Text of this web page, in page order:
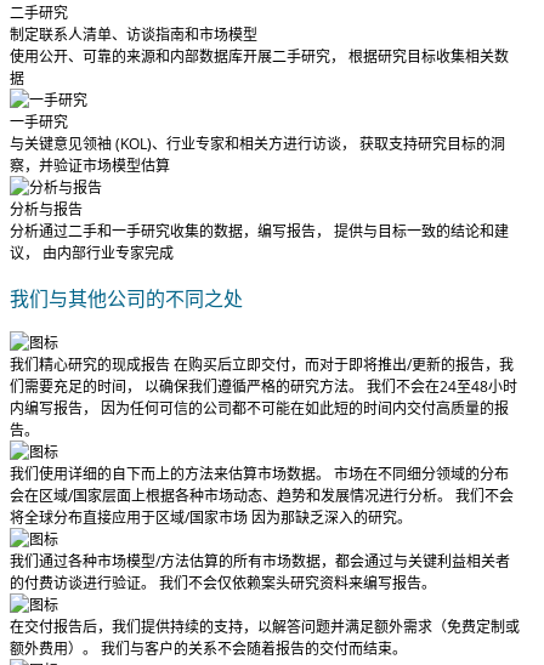
二手研究
制定联系人清单、访谈指南和市场模型
使用公开、可靠的来源和内部数据库开展二手研究， 根据研究目标收集相关数
据
一手研究
与关键意见领袖 (KOL)、行业专家和相关方进行访谈， 获取支持研究目标的洞
察，并验证市场模型估算
分析与报告
分析通过二手和一手研究收集的数据，编写报告， 提供与目标一致的结论和建
议， 由内部行业专家完成
我们与其他公司的不同之处
我们精心研究的现成报告在购买后立即交付，而对于即将推出/更新的报告，我
们需要充足的时间， 以确保我们遵循严格的研究方法。 我们不会在24至48小时
内编写报告， 因为任何可信的公司都不可能在如此短的时间内交付高质量的报
告。
我们使用详细的自下而上的方法来估算市场数据。 市场在不同细分领域的分布
会在区域/国家层面上根据各种市场动态、趋势和发展情况进行分析。 我们不会
将全球分布直接应用于区域/国家市场 因为那缺乏深入的研究。
我们通过各种市场模型/方法估算的所有市场数据，都会通过与关键利益相关者
的付费访谈进行验证。 我们不会仅依赖案头研究资料来编写报告。
在交付报告后，我们提供持续的支持，以解答问题并满足额外需求（免费定制或
额外费用）。 我们与客户的关系不会随着报告的交付而结束。